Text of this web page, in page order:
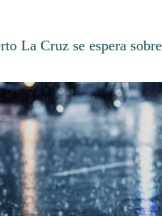
La Cruz se espera